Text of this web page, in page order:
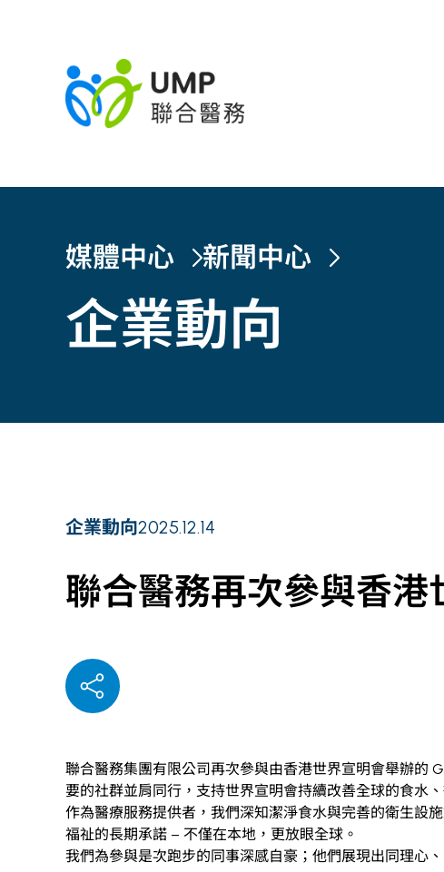
媒體中心 新聞中心
企業動向
企業動向2025.12.14
聯合醫務再次參與香港
聯合醫務集團有限公司再次參與由香港世界宣明會舉辦的
要的社群並肩同行，支持世界宣明會持續改善全球的食水
作為醫療服務提供者，我們深知潔淨食水與完善的衛生設
福祉的長期承諾 – 不僅在本地，更放眼全球。
我們為參與是次跑步的同事深感自豪；他們展現出同理心